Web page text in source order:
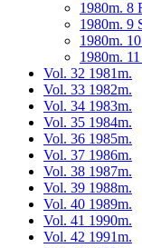
1980m. 8
1980m. 9
1980m.
1980m.
Vol. 32 1981m.
Vol. 33 1982m.
Vol. 34 1983m.
Vol. 35 1984m.
Vol. 36 1985m.
Vol. 37 1986m.
Vol. 38 1987m.
Vol. 39 1988m.
Vol. 40 1989m.
Vol. 41 1990m.
Vol. 42 1991m.